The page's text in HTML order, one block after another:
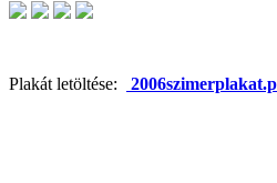
Plakát letöltése: